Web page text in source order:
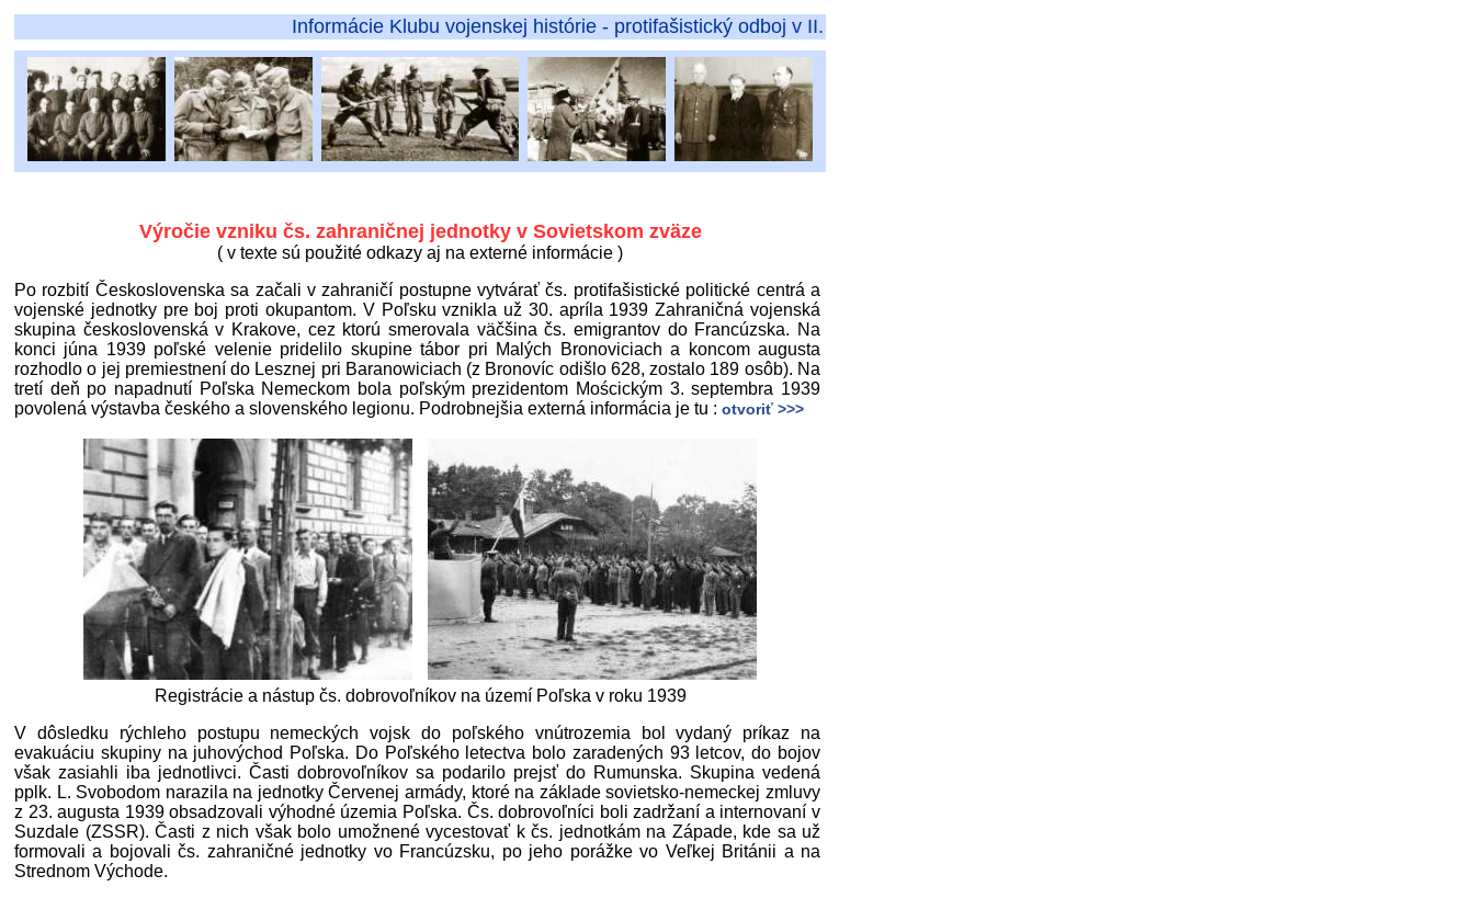
Informácie Klubu vojenskej histórie - protifašistický odboj v II. svetovej vojne
Výročie vzniku čs. zahraničnej jednotky v Sovietskom zväze
( v texte sú použité odkazy aj na externé informácie )
Po rozbití Československa sa začali v zahraničí postupne vytvárať čs. protifašistické politické centrá a
vojenské jednotky pre boj proti okupantom. V Poľsku vznikla už 30. apríla 1939 Zahraničná vojenská
skupina československá v Krakove, cez ktorú smerovala väčšina čs. emigrantov do Francúzska. Na
konci júna 1939 poľské velenie pridelilo skupine tábor pri Malých Bronoviciach a koncom augusta
rozhodlo o jej premiestnení do Lesznej pri Baranowiciach (z Bronovíc odišlo 628, zostalo 189 osôb). Na
tretí deň po napadnutí Poľska Nemeckom bola poľským prezidentom Mościckým 3. septembra 1939
povolená výstavba českého a slovenského legionu. Podrobnejšia externá informácia je tu : otvoriť >>>
Registrácie a nástup čs. dobrovoľníkov na území Poľska v roku 1939
V dôsledku rýchleho postupu nemeckých vojsk do poľského vnútrozemia bol vydaný príkaz na
evakuáciu skupiny na juhovýchod Poľska. Do Poľského letectva bolo zaradených 93 letcov, do bojov
však zasiahli iba jednotlivci. Časti dobrovoľníkov sa podarilo prejsť do Rumunska. Skupina vedená
pplk. L. Svobodom narazila na jednotky Červenej armády, ktoré na základe sovietsko-nemeckej zmluvy
z 23. augusta 1939 obsadzovali výhodné územia Poľska. Čs. dobrovoľníci boli zadržaní a internovaní v
Suzdale (ZSSR). Časti z nich však bolo umožnené vycestovať k čs. jednotkám na Západe, kde sa už
formovali a bojovali čs. zahraničné jednotky vo Francúzsku, po jeho porážke vo Veľkej Británii a na
Strednom Východe.